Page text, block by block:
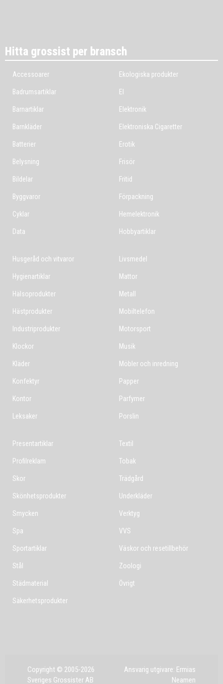
Hitta grossist per bransch
Accessoarer
Badrumsartiklar
Barnartiklar
Barnkläder
Batterier
Belysning
Bildelar
Byggvaror
Cyklar
Data
Ekologiska produkter
El
Elektronik
Elektroniska Cigaretter
Erotik
Frisör
Fritid
Förpackning
Hemelektronik
Hobbyartiklar
Husgeråd och vitvaror
Hygienartiklar
Hälsoprodukter
Hästprodukter
Industriprodukter
Klockor
Kläder
Konfektyr
Kontor
Leksaker
Livsmedel
Mattor
Metall
Mobiltelefon
Motorsport
Musik
Möbler och inredning
Papper
Parfymer
Porslin
Presentartiklar
Profilreklam
Skor
Skönhetsprodukter
Smycken
Spa
Sportartiklar
Stål
Städmaterial
Säkerhetsprodukter
Textil
Tobak
Trädgård
Underkläder
Verktyg
VVS
Väskor och resetillbehör
Zoologi
Övrigt
Copyright © 2005-2026
Sveriges Grossister AB
Ansvarig utgivare: Ermias
Neamen